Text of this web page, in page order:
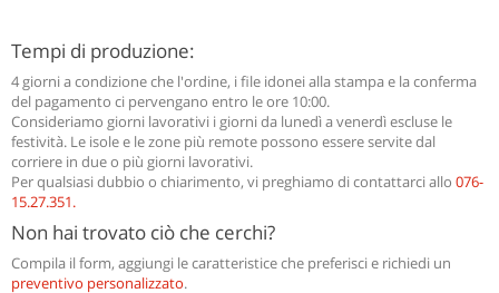
Tempi di produzione:
4 giorni a condizione che l'ordine, i file idonei alla stampa e la conferma
del pagamento ci pervengano entro le ore 10:00.
Consideriamo giorni lavorativi i giorni da lunedì a venerdì escluse le
festività. Le isole e le zone più remote possono essere servite dal
corriere in due o più giorni lavorativi.
Per qualsiasi dubbio o chiarimento, vi preghiamo di contattarci allo 076-
15.27.351.
Non hai trovato ciò che cerchi?
Compila il form, aggiungi le caratteristice che preferisci e richiedi un
preventivo personalizzato.